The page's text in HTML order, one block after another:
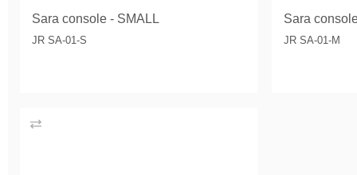
Sara console - SMALL
JR SA-01-S
Sara
JR SA-01-M